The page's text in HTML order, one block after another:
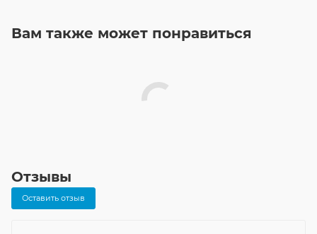
Вам также может понравиться
Отзывы
Оставить отзыв